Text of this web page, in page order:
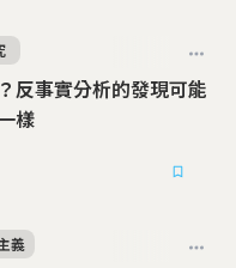
反事實分析的發現可能
樣
義